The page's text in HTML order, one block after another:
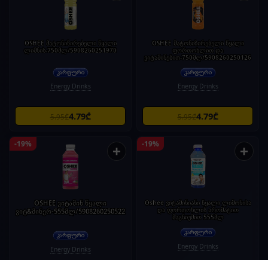
OSHEE მატონიზირებელი წყალი
ლიმნის-750მლ/5908260251970
Energy Drinks
5.95₾4.79₾
OSHEE მატონიზირებელი წყალი
ფორთოხლით და
ვიტამინებით-750მლ/5908260250126
Energy Drinks
5.95₾4.79₾
-19% +
OSHEE ვიტამინ წყალი
ვიტ&მინერ-555მლ/5908260250522
Energy Drinks
-19% +
Oshee ვიტამინიანი წყალი ლიმონისა
და ფორთოხლის არომატით
მაგნიუმით 555მლ
Energy Drinks